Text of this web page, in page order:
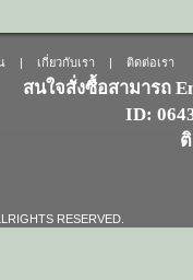
| เกี่ยวกับเรา | ติดต่อเรา
สนใจสั่งซื้อสามารถ
ID:
RESERVED.